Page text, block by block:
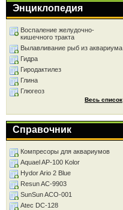
Энциклопедия
Воспаление желудочно-
кишечного тракта
Вылавливание рыб из аквариума
Гидра
Гиродактилез
Глина
Глюгеоз
Весь список
Справочник
Компресоры для аквариумов
Aquael AP-100 Kolor
Hydor Ario 2 Blue
Resun AC-9903
SunSun ACO-001
Atec DC-128